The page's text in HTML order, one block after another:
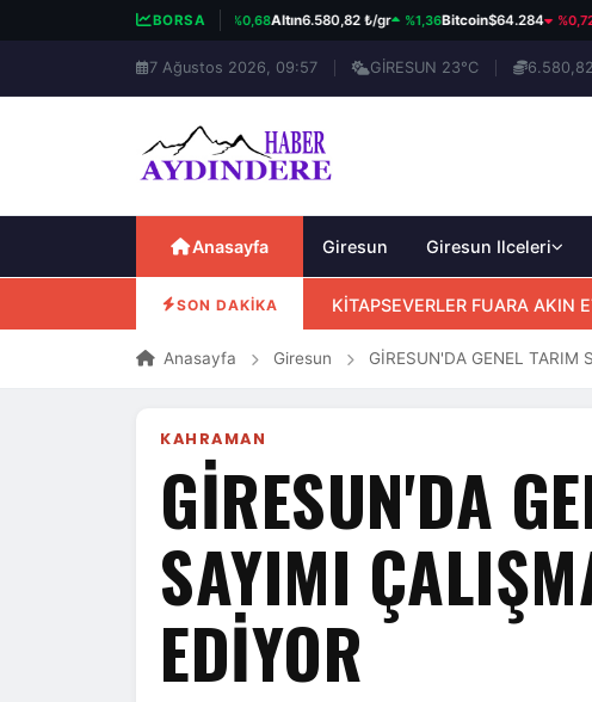
BORSA
13.892,03 %0,68 Altın6.580,82 ₺/gr %1,36 Bitcoin$64.284 %0,72
7 Ağustos 2026, 09:57 GİRESUN 23°C
Anasayfa Giresun Giresun Ilceleri
SON DAKİKA KİTAPSEVERLER FUARA AKIN
Anasayfa Giresun GİRESUN'DA GENEL TARIM
KAHRAMAN
GİRESUN'DA
SAYIMI
EDİYOR